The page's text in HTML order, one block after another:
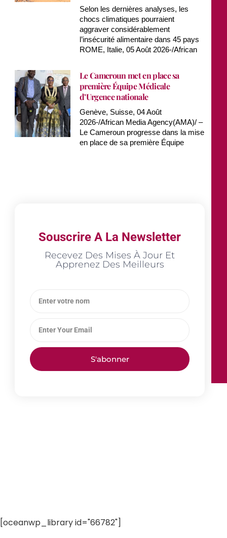
Selon les dernières analyses, les
chocs climatiques pourraient
aggraver considérablement
l’insécurité alimentaire dans 45 pays
ROME, Italie, 05 Août 2026-/African
Le Cameroun met en place sa
première Équipe Médicale
d’Urgence nationale
Genève, Suisse, 04 Août
2026-/African Media Agency(AMA)/ –
Le Cameroun progresse dans la mise
en place de sa première Équipe
Souscrire A La Newsletter
Recevez Des Mises À Jour Et
Apprenez Des Meilleurs
S'abonner
[oceanwp_library id="66782"]